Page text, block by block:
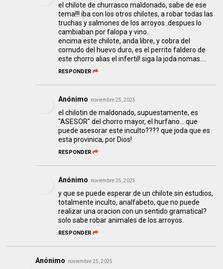
el chilote de churrasco maldonado, sabe de ese
tema!!! iba con los otros chilotes, a robar todas las
truchas y salmones de los arroyos..despues lo
cambiaban por falopa y vino..
encima este chilote, anda libre, y cobra del
cornudo del huevo duro, es el perrito faldero de
este chorro alias el infertil! siga la joda nomas....
RESPONDER
Anónimo noviembre 25, 2025
el chilotin de maldonado, supuestamente, es
"ASESOR" del chorro mayor, el hurfano... que
puede asesorar este inculto???? que joda que es
esta provinica, por Dios!
RESPONDER
Anónimo noviembre 25, 2025
y que se puede esperar de un chilote sin estudios,
totalmente inculto, analfabeto, que no puede
realizar una oracion con un sentido gramatical?
solo sabe robar animales de los arroyos.
RESPONDER
Anónimo noviembre 25, 2025